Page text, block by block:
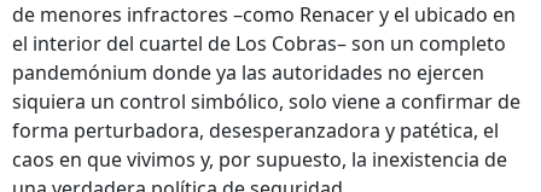
de menores infractores –como Renacer y el ubicado en
el interior del cuartel de Los Cobras– son un completo
pandemónium donde ya las autoridades no ejercen
siquiera un control simbólico, solo viene a confirmar de
forma perturbadora, desesperanzadora y patética, el
caos en que vivimos y, por supuesto, la inexistencia de